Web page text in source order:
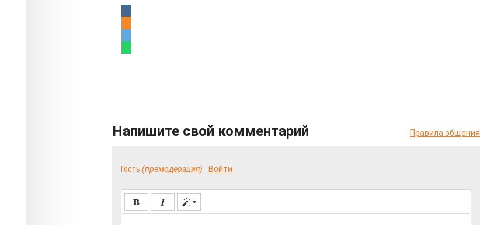
Напишите свой комментарий Правила общения
Гость (премодерация) Войти